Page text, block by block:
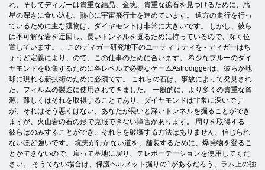
れ、そしてディガーは貴重な結晶、金塊、貴重な鉱石を見つけるために、惑
星の深さに食い込む、熱心に宇宙飛行士を進めています。 遠方の走行を行っ
ているために主な獲物は、ダイヤモンドは非常に大きいです。 しかし、彼ら
は不可解な岩を迂回し、長いトンネルを掘るために持っているので、深く位
置しています。 、このディガー研究地下のユーティリティを - ディガーはち
ょうど定義により、ので、この仕事のために合います。 希少なブルーのダイ
ヤモンドを収集するために各レベルで必要なゲームAstrodiggerは、彼らが地
球に現れる新技術のために必須です。 これらの石は、事故によって発見され
た、フィルムの製造に使用されてきました。 一般的に、より多くの貴重な資
源、難しくはそれを取得することであり、ダイヤモンドは非常に深いです
が、それはそう悪くはない、あなたが長いと深いトンネルを掘ることができ
ますが、火山岩の石の形で克服できない障害があります。 周りを取得する -
彼らはのみすることができ、それらを破壊する方法はありません、信じられ
ないほど強いです。 坑夫が行かない道を、舗装するために、爆発物を登るこ
とができないので、戻って基地に戻り、テレポーテーションを使用してくだ
さい。 そうでない場合は、保護ヘルメット掘りの1があるだろう、ラム上の強